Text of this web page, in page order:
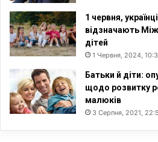
1 червня,
відзначають
дітей
1 Червня, 2024,
Батьки й діти:
щодо розвитку
малюків
3 Серпня, 2021,